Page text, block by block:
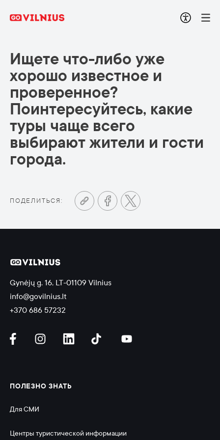
Ищете что-либо уже
хорошо известное и
проверенное?
Поинтересуйтесь, какие
туры чаще всего
выбирают жители и гости
города.
ПОДЕЛИТЬСЯ:
Gynėjų g. 16, LT-01109 Vilnius
info@govilnius.lt
+370 686 57232
ПОЛЕЗНО ЗНАТЬ
Для СМИ
Центры туристической информации